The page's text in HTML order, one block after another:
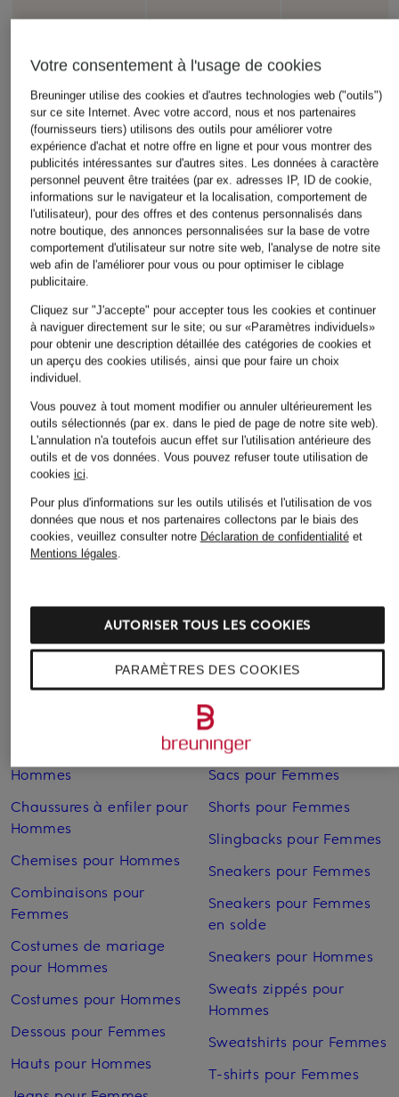
+remise promotionnelle
adidas Originals
Baskets HANDBALL
SPEZIAL
87,99 €
Meilleur prix:
74,79 €
Initialement:
110 €
STEVE MADDEN
Sneakers BLESS
139,99 €
+remise promotionnelle
adidas Originals
Baskets GAZELLE
INDOOR
84,99 €
Meilleur prix: 120 €
Autres catégories
Bikinis pour Femmes
Blazers pour Femmes
Blouses pour Femmes
Cardigans et gilets pour
Chaussures business pour
Chaussures pour Femmes
Hommes
Chaussures à enfiler pour
Hommes
Chemises pour Hommes
Combinaisons pour
Femmes
Costumes de mariage
pour Hommes
Costumes pour Hommes
Dessous pour Femmes
Hauts pour Hommes
Robes de mariage civil
Robes de mariage pour
Femmes
Robes pour Femmes
Robes pour Femmes
Robes pour Femmes en
solde
Sacs pour Femmes
Sacs pour Femmes
Shorts pour Femmes
Slingbacks pour Femmes
Sneakers pour Femmes
Sneakers pour Femmes
en solde
Sneakers pour Hommes
Sweats zippés pour
Hommes
Sweatshirts pour Femmes
T-shirts pour Femmes
Votre consentement à l'usage de cookies
Breuninger utilise des cookies et d'autres technologies web ("outils")
sur ce site Internet. Avec votre accord, nous et nos partenaires
(fournisseurs tiers) utilisons des outils pour améliorer votre
expérience d'achat et notre offre en ligne et pour vous montrer des
publicités intéressantes sur d'autres sites. Les données à caractère
personnel peuvent être traitées (par ex. adresses IP, ID de cookie,
informations sur le navigateur et la localisation, comportement de
l'utilisateur), pour des offres et des contenus personnalisés dans
notre boutique, des annonces personnalisées sur la base de votre
comportement d'utilisateur sur notre site web, l'analyse de notre site
web afin de l'améliorer pour vous ou pour optimiser le ciblage
publicitaire.
Cliquez sur "J'accepte" pour accepter tous les cookies et continuer
à naviguer directement sur le site; ou sur «Paramètres individuels»
pour obtenir une description détaillée des catégories de cookies et
un aperçu des cookies utilisés, ainsi que pour faire un choix
individuel.
Vous pouvez à tout moment modifier ou annuler ultérieurement les
outils sélectionnés (par ex. dans le pied de page de notre site web).
L'annulation n'a toutefois aucun effet sur l'utilisation antérieure des
outils et de vos données. Vous pouvez refuser toute utilisation de
cookies ici.
Pour plus d'informations sur les outils utilisés et l'utilisation de vos
données que nous et nos partenaires collectons par le biais des
cookies, veuillez consulter notre Déclaration de confidentialitéet
Mentions légales.
PARAMÈTRES DES COOKIES
AUTORISER TOUS LES COOKIES